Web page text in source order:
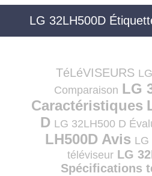
LG 32LH500D
TéLéVISEURS
Comparaison LG
Caractéristiques
D LG 32LH500 D
LH500D Avis LG
téléviseur LG
Spécifications